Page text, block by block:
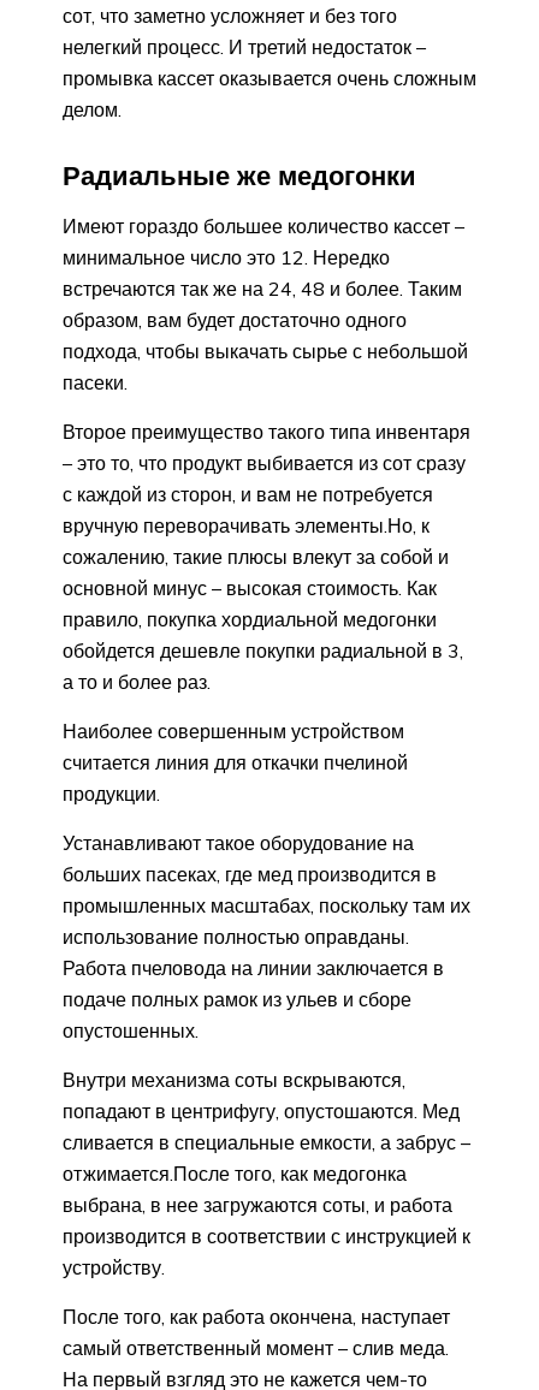
сот, что заметно усложняет и без того
нелегкий процесс. И третий недостаток –
промывка кассет оказывается очень сложным
делом.
Радиальные же медогонки
Имеют гораздо большее количество кассет –
минимальное число это 12. Нередко
встречаются так же на 24, 48 и более. Таким
образом, вам будет достаточно одного
подхода, чтобы выкачать сырье с небольшой
пасеки.
Второе преимущество такого типа инвентаря
– это то, что продукт выбивается из сот сразу
с каждой из сторон, и вам не потребуется
вручную переворачивать элементы.Но, к
сожалению, такие плюсы влекут за собой и
основной минус – высокая стоимость. Как
правило, покупка хордиальной медогонки
обойдется дешевле покупки радиальной в 3,
а то и более раз.
Наиболее совершенным устройством
считается линия для откачки пчелиной
продукции.
Устанавливают такое оборудование на
больших пасеках, где мед производится в
промышленных масштабах, поскольку там их
использование полностью оправданы.
Работа пчеловода на линии заключается в
подаче полных рамок из ульев и сборе
опустошенных.
Внутри механизма соты вскрываются,
попадают в центрифугу, опустошаются. Мед
сливается в специальные емкости, а забрус –
отжимается.После того, как медогонка
выбрана, в нее загружаются соты, и работа
производится в соответствии с инструкцией к
устройству.
После того, как работа окончена, наступает
самый ответственный момент – слив меда.
На первый взгляд это не кажется чем-то